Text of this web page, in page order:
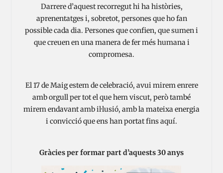
Darrere d’aquest recorregut hi ha històries,
aprenentatges i, sobretot, persones que ho fan
possible cada dia. Persones que confien, que sumen i
que creuen en una manera de fer més humana i
compromesa.
El 17 de Maig estem de celebració, avui mirem enrere
amb orgull per tot el que hem viscut, però també
mirem endavant amb il·lusió, amb la mateixa energia
i convicció que ens han portat fins aquí.
Gràcies per formar part d’aquests 30 anys